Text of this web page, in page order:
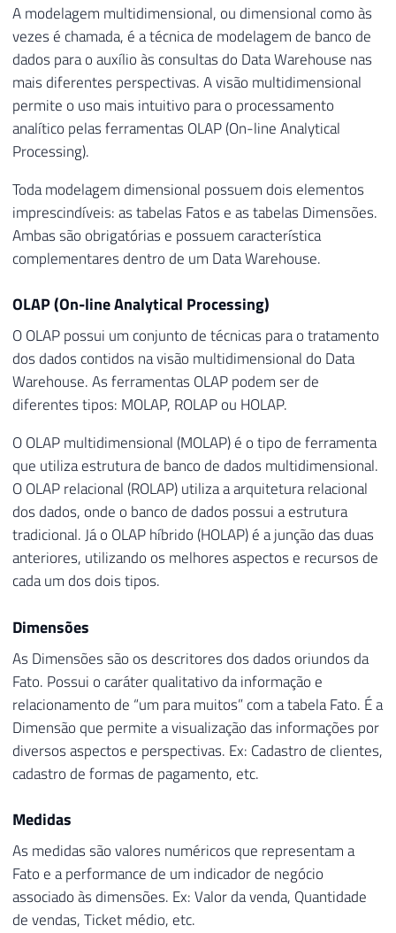
A modelagem multidimensional, ou dimensional como às
vezes é chamada, é a técnica de modelagem de banco de
dados para o auxílio às consultas do Data Warehouse nas
mais diferentes perspectivas. A visão multidimensional
permite o uso mais intuitivo para o processamento
analítico pelas ferramentas OLAP (On-line Analytical
Processing).
Toda modelagem dimensional possuem dois elementos
imprescindíveis: as tabelas Fatos e as tabelas Dimensões.
Ambas são obrigatórias e possuem característica
complementares dentro de um Data Warehouse.
OLAP (On-line Analytical Processing)
O OLAP possui um conjunto de técnicas para o tratamento
dos dados contidos na visão multidimensional do Data
Warehouse. As ferramentas OLAP podem ser de
diferentes tipos: MOLAP, ROLAP ou HOLAP.
O OLAP multidimensional (MOLAP) é o tipo de ferramenta
que utiliza estrutura de banco de dados multidimensional.
O OLAP relacional (ROLAP) utiliza a arquitetura relacional
dos dados, onde o banco de dados possui a estrutura
tradicional. Já o OLAP híbrido (HOLAP) é a junção das duas
anteriores, utilizando os melhores aspectos e recursos de
cada um dos dois tipos.
Dimensões
As Dimensões são os descritores dos dados oriundos da
Fato. Possui o caráter qualitativo da informação e
relacionamento de “um para muitos” com a tabela Fato. É a
Dimensão que permite a visualização das informações por
diversos aspectos e perspectivas. Ex: Cadastro de clientes,
cadastro de formas de pagamento, etc.
Medidas
As medidas são valores numéricos que representam a
Fato e a performance de um indicador de negócio
associado às dimensões. Ex: Valor da venda, Quantidade
de vendas, Ticket médio, etc.